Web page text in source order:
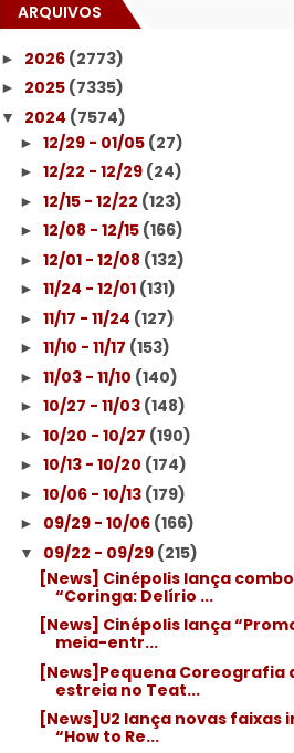
ARQUIVOS
► 2026 (2773)
► 2025 (7335)
▼ 2024 (7574)
►12/29 - 01/05 (27)
►12/22 - 12/29 (24)
►12/15 - 12/22 (123)
►12/08 - 12/15 (166)
►12/01 - 12/08 (132)
►11/24 - 12/01 (131)
►11/17 - 11/24 (127)
►11/10 - 11/17 (153)
►11/03 - 11/10 (140)
►10/27 - 11/03 (148)
►10/20 - 10/27 (190)
►10/13 - 10/20 (174)
►10/06 - 10/13 (179)
► 09/29 - 10/06 (166)
▼ 09/22 - 09/29 (215)
[News] Cinépolis lança
“Coringa: Delírio ...
[News] Cinépolis lança
meia-entr...
[News]Pequena Coreografia
estreia no Teat...
[News]U2 lança novas faixas
“How to Re...